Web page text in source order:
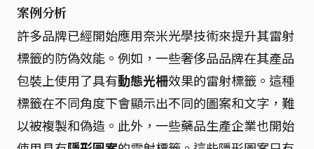
案例分析
許多品牌已經開始應用奈米光學技術來提升其雷射
標籤的防偽效能。例如，一些奢侈品品牌在其產品
包裝上使用了具有動態光柵效果的雷射標籤。這種
標籤在不同角度下會顯示出不同的圖案和文字，難
以被複製和偽造。此外，一些藥品生產企業也開始